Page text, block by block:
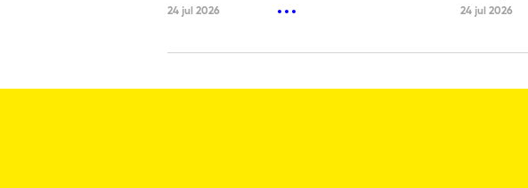
24 jul 2026 24 jul 2026